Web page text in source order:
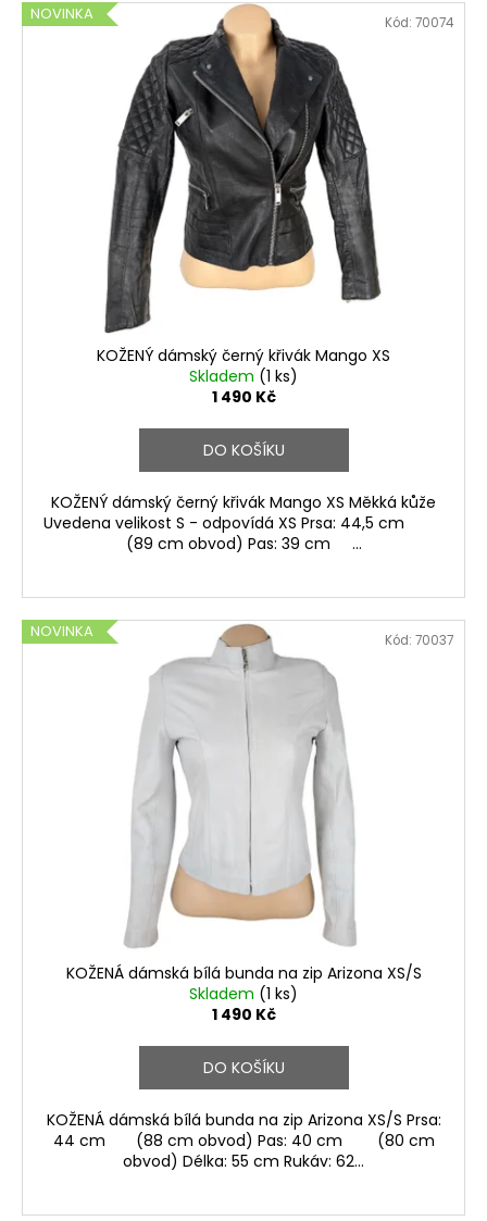
VNOVINKA
KOŽENÝ dámský černý křivák Mango XS
Skladem (1 ks)
1 490 Kč
DO KOŠÍKU
KOŽENÝ dámský černý křivák Mango XS Měkká kůže
Uvedena velikost S - odpovídá XS Prsa: 44,5 cm
(89 cm obvod) Pas: 39 cm ...
Kód: 70074
NOVINKA
KOŽENÁ dámská bílá bunda na zip Arizona XS/S
Skladem (1 ks)
1 490 Kč
DO KOŠÍKU
KOŽENÁ dámská bílá bunda na zip Arizona XS/S Prsa:
44 cm (88 cm obvod) Pas: 40 cm (80 cm
obvod) Délka: 55 cm Rukáv: 62...
Kód: 70037